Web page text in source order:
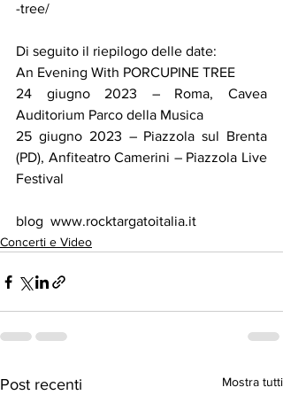
-tree/
Di seguito il riepilogo delle date:
An Evening With PORCUPINE TREE
24 giugno 2023 – Roma, Cavea
Auditorium Parco della Musica
25 giugno 2023 – Piazzola sul Brenta
(PD), Anfiteatro Camerini – Piazzola Live
Festival
blog  www.rocktargatoitalia.it
Concerti e Video
Post recenti Mostra tutti